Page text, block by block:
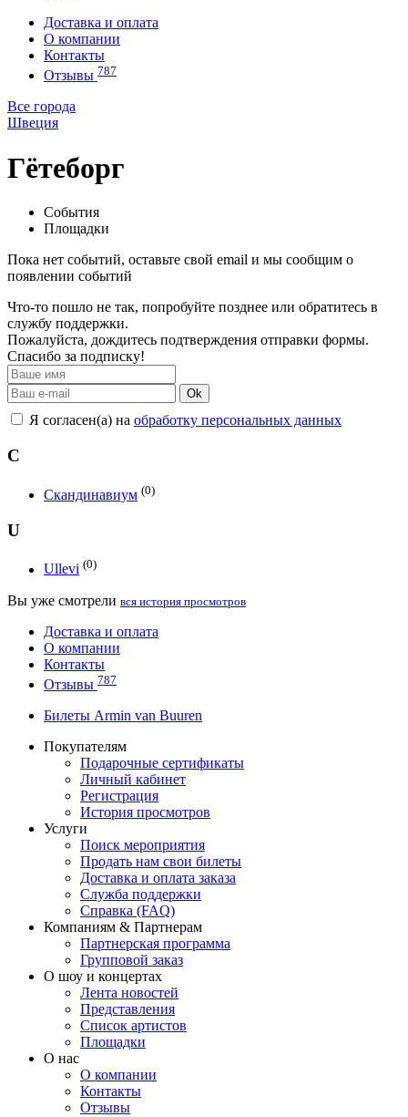
Доставка и оплата
О компании
Контакты
Отзывы 787
Все города
Швеция
Гётеборг
События
Площадки
Пока нет событий, оставьте свой email и мы сообщим о
появлении событий
Что-то пошло не так, попробуйте позднее или обратитесь в
службу поддержки.
Пожалуйста, дождитесь подтверждения отправки формы.
Спасибо за подписку!
Ok
Я согласен(а) на обработку персональных данных
С
Скандинавиум (0)
U
Ullevi (0)
Вы уже смотрели вся история просмотров
Доставка и оплата
О компании
Контакты
Отзывы 787
Билеты Armin van Buuren
Покупателям
Подарочные сертификаты
Личный кабинет
Регистрация
История просмотров
Услуги
Поиск мероприятия
Продать нам свои билеты
Доставка и оплата заказа
Служба поддержки
Справка (FAQ)
Компаниям & Партнерам
Партнерская программа
Групповой заказ
О шоу и концертах
Лента новостей
Представления
Список артистов
Площадки
О нас
О компании
Контакты
Отзывы